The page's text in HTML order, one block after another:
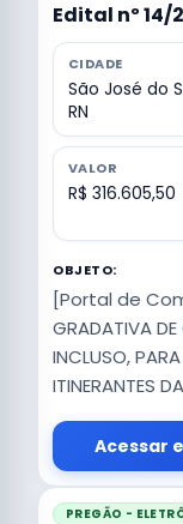
Edital nº 14/
CIDADE
São José do
RN
VALOR
R$ 316.605,50
OBJETO:
[Portal de
GRADATIVA
INCLUSO,
ITINERANTES
Acessar
PREGÃO -